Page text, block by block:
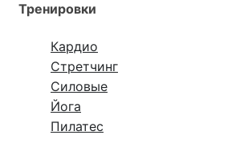
Тренировки
Кардио
Стретчинг
Силовые
Йога
Пилатес